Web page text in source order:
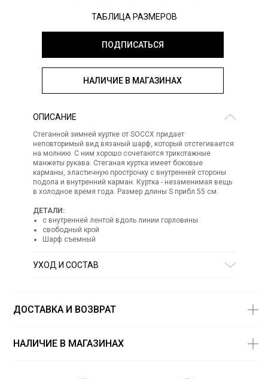
ТАБЛИЦА РАЗМЕРОВ
ПОДПИСАТЬСЯ
НАЛИЧИЕ В МАГАЗИНАХ
ОПИСАНИЕ
Стеганной зимней куртке от SOCCX придает
неповторимый вид вязаный шарф, который отстегивается
на молнию. С ним хорошо сочетаются трикотажные
манжеты рукава. Стеганая куртка имеет боковые
карманы, эластичную прострочку с внутренней стороны
подола и внутренний карман. Куртка - незаменимая вещь
в холодное время года. Размер длины S прибл.55 см.
ДЕТАЛИ:
с внутренней лентой вдоль линии горловины
свободный крой
Шарф съемный
УХОД И СОСТАВ
ХИМИЧЕСКАЯ ЧИСТКА:
СУШКА:барабанная сушка запрещена
ДОСТАВКА И ВОЗВРАТ
НАЛИЧИЕ В МАГАЗИНАХ